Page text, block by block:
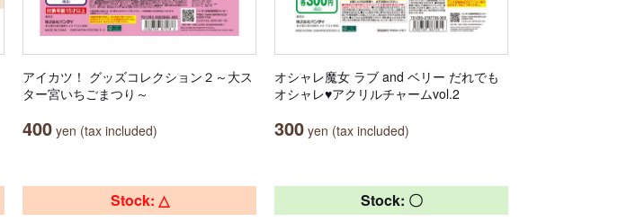
アイカツ！ グッズコレクション２～大ス
ター宮いちごまつり～
400 yen (tax included)
オシャレ魔女 ラブ and ベリー だれでも
オシャレ♥アクリルチャームvol.2
300 yen (tax included)
Stock: △ Stock: 〇